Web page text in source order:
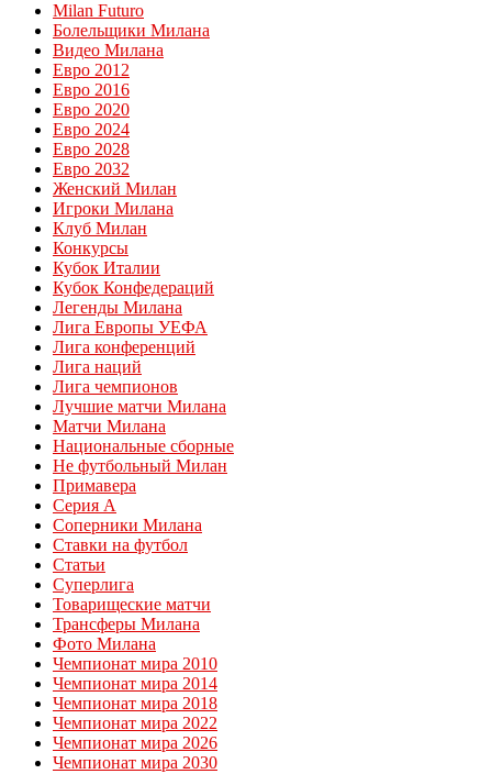
Milan Futuro
Болельщики Милана
Видео Милана
Евро 2012
Евро 2016
Евро 2020
Евро 2024
Евро 2028
Евро 2032
Женский Милан
Игроки Милана
Клуб Милан
Конкурсы
Кубок Италии
Кубок Конфедераций
Легенды Милана
Лига Европы УЕФА
Лига конференций
Лига наций
Лига чемпионов
Лучшие матчи Милана
Матчи Милана
Национальные сборные
Не футбольный Милан
Примавера
Серия А
Соперники Милана
Ставки на футбол
Статьи
Суперлига
Товарищеские матчи
Трансферы Милана
Фото Милана
Чемпионат мира 2010
Чемпионат мира 2014
Чемпионат мира 2018
Чемпионат мира 2022
Чемпионат мира 2026
Чемпионат мира 2030